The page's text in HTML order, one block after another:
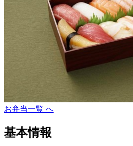
お弁当一覧 へ
基本情報